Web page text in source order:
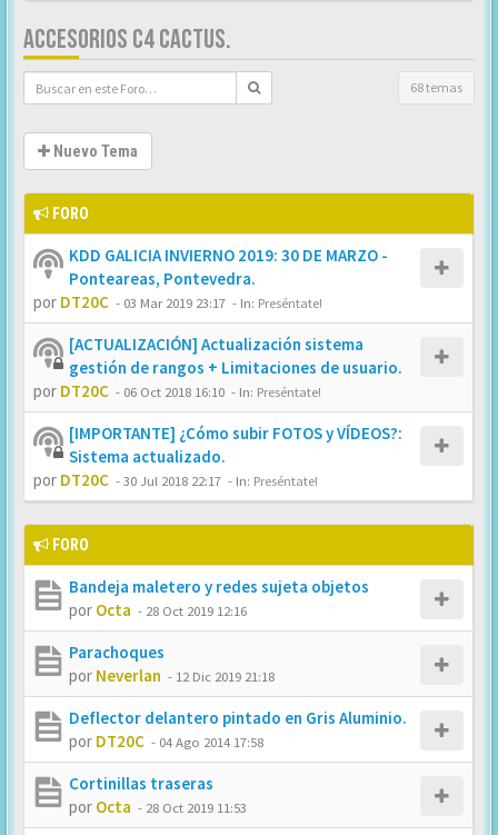
ACCESORIOS C4 CACTUS.
68 temas
Nuevo Tema
FORO
KDD GALICIA INVIERNO 2019: 30 DE MARZO -
Ponteareas, Pontevedra.
por DT20C - 03 Mar 2019 23:17 - In: Preséntate!
[ACTUALIZACIÓN] Actualización sistema
gestión de rangos + Limitaciones de usuario.
por DT20C - 06 Oct 2018 16:10 - In: Preséntate!
[IMPORTANTE] ¿Cómo subir FOTOS y VÍDEOS?:
Sistema actualizado.
por DT20C -30 Jul 2018 22:17 - In: Preséntate!
FORO
Bandeja maletero y redes sujeta objetos
por Octa - 28 Oct 2019 12:16
Parachoques
por Neverlan - 12 Dic 2019 21:18
Deflector delantero pintado en Gris Aluminio.
por DT20C - 04 Ago 2014 17:58
Cortinillas traseras
por Octa - 28 Oct 2019 11:53